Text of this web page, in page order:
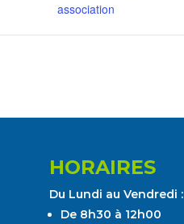
association
HORAIRES
Du Lundi au Vendredi :
De 8h30 à 12h00